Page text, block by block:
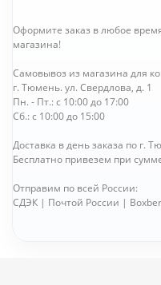
Оформите заказ в любое
магазина!
Самовывоз из магазина для
г. Тюмень. ул. Свердлова, д. 1
Пн. - Пт.: с 10:00 до 17:00
Сб.: с 10:00 до 15:00
Доставка в день заказа по г.
Бесплатно привезем при
Отправим по всей России:
СДЭК | Почтой России |